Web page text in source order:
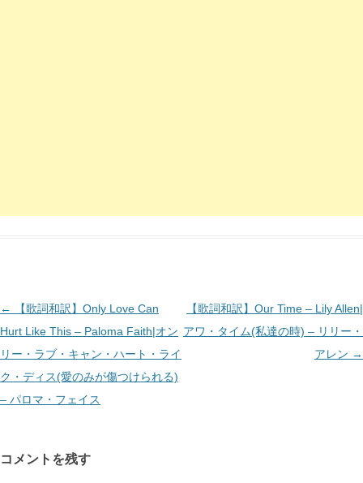
投
稿
ナ
ビ
ゲ
ョ
←
【歌詞和訳】Only Love Can
Hurt Like This – Paloma Faith|オン
リー・ラブ・キャン・ハート・ライ
ク・ディス(愛のみが傷つけられる)
– パロマ・フェイス
【歌詞和訳】Our Time – Lily Allen|
アワ・タイム(私達の時) – リリー・
アレン →
コメントを残す